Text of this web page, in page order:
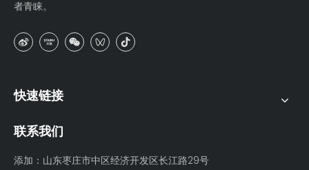
者青睐。
快速链接
联系我们
添加：山东枣庄市中区经济开发区长江路29号